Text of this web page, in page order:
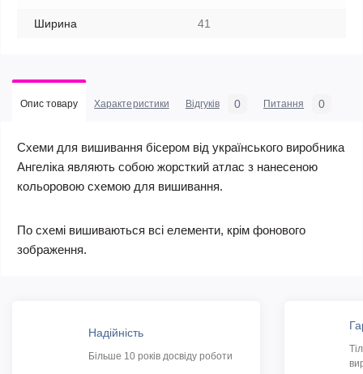
Ширина 41
Опис товару Характеристики Відгуків 0 Питання 0
Схеми для вишивання бісером від українського виробника
Ангеліка являють собою жорсткий атлас з нанесеною
кольоровою схемою для вишивання.
По схемі вишиваються всі елементи, крім фонового
зображення.
Надійність
Більше 10 років досвіду роботи